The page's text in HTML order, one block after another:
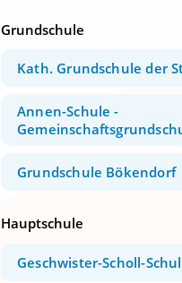
Grundschule
Kath. Grundschule der
Annen-Schule -
Grundschule Bökendorf
Hauptschule
Geschwister-Scholl-